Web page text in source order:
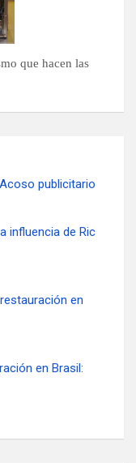
que hacen las
Acoso publicitario
influencia de Ric
en
en Brasil: